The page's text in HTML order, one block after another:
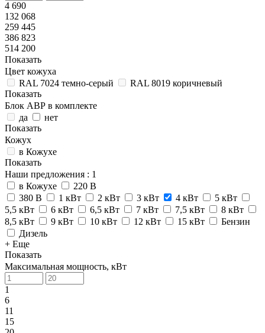
4 690
132 068
259 445
386 823
514 200
Показать
Цвет кожуха
RAL 7024 темно-серый
RAL 8019 коричневый
Показать
Блок АВР в комплекте
да
нет
Показать
Кожух
в Кожухе
Показать
Наши предложения : 1
в Кожухе
220 В
380 В
1 кВт 2 кВт 3 кВт 4 кВт
5 кВт
5,5 кВт
6 кВт 6,5 кВт 7 кВт 7,5 кВт
8 кВт
8,5 кВт
9 кВт 10 кВт 12 кВт 15 кВт
Бензин
Дизель
+ Еще
Показать
Максимальная мощность, кВт
1
6
11
15